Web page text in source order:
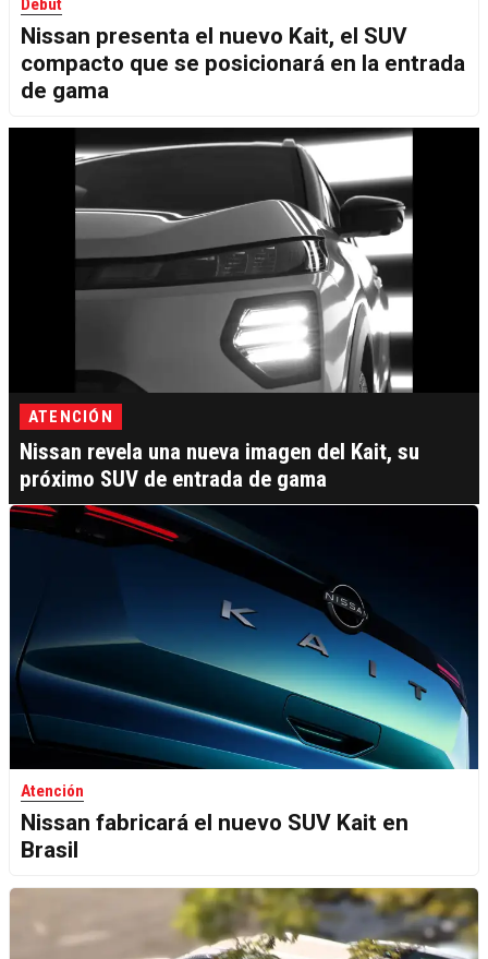
Debut
Nissan presenta el nuevo Kait, el SUV
compacto que se posicionará en la entrada
de gama
ATENCIÓN
Nissan revela una nueva imagen del Kait, su
próximo SUV de entrada de gama
Atención
Nissan fabricará el nuevo SUV Kait en
Brasil